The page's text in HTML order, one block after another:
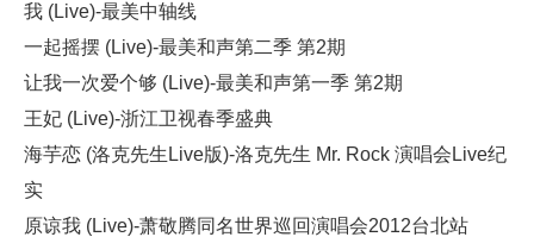
我 (Live)-最美中轴线
一起摇摆 (Live)-最美和声第二季 第2期
让我一次爱个够 (Live)-最美和声第一季 第2期
王妃 (Live)-浙江卫视春季盛典
海芋恋 (洛克先生Live版)-洛克先生 Mr. Rock 演唱会Live纪
实
原谅我 (Live)-萧敬腾同名世界巡回演唱会2012台北站